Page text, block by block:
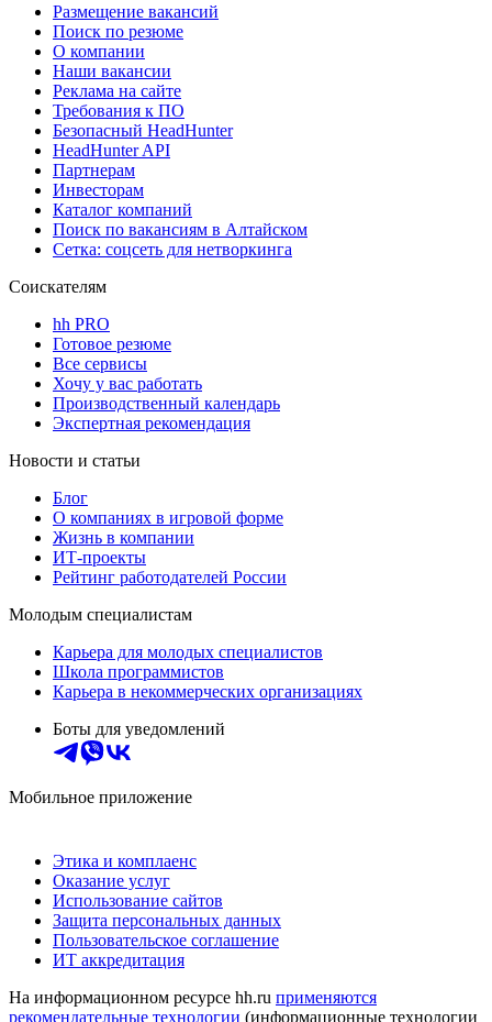
Размещение вакансий
Поиск по резюме
О компании
Наши вакансии
Реклама на сайте
Требования к ПО
Безопасный HeadHunter
HeadHunter API
Партнерам
Инвесторам
Каталог компаний
Поиск по вакансиям в Алтайском
Сетка: соцсеть для нетворкинга
Соискателям
hh PRO
Готовое резюме
Все сервисы
Хочу у вас работать
Производственный календарь
Экспертная рекомендация
Новости и статьи
Блог
О компаниях в игровой форме
Жизнь в компании
ИТ-проекты
Рейтинг работодателей России
Молодым специалистам
Карьера для молодых специалистов
Школа программистов
Карьера в некоммерческих организациях
Боты для уведомлений
Мобильное приложение
Этика и комплаенс
Оказание услуг
Использование сайтов
Защита персональных данных
Пользовательское соглашение
ИТ аккредитация
На информационном ресурсе hh.ru применяются
рекомендательные технологии (информационные технологии